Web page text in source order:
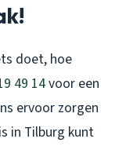
doet, hoe
49 14voor een
ervoor zorgen
in Tilburg kunt